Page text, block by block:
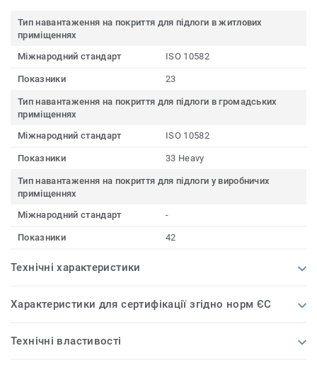
Тип навантаження на покриття для підлоги в житлових
приміщеннях
Міжнародний стандарт
ISO 10582
Показники 23
Тип навантаження на покриття для підлоги в громадських
приміщеннях
Міжнародний стандарт
ISO 10582
Показники 33 Heavy
Тип навантаження на покриття для підлоги у виробничих
приміщеннях
Міжнародний стандарт
-
Показники 42
Технічні характеристики
Характеристики для сертифікації згідно норм ЄС
Технічні властивості